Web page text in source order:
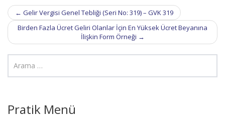
Post
navigation
← Gelir Vergisi Genel Tebliği (Seri No: 319) – GVK 319
Birden Fazla Ücret Geliri Olanlar İçin En Yüksek Ücret Beyanına
İlişkin Form Örneği →
Pratik Menü